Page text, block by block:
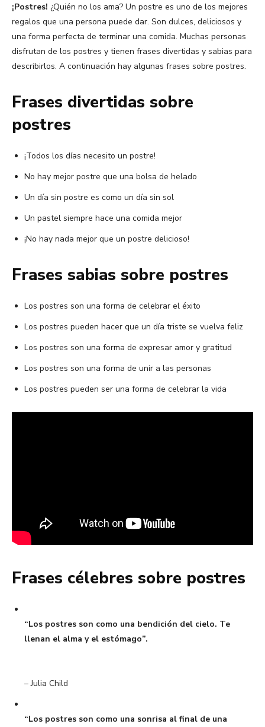
¡Postres! ¿Quién no los ama? Un postre es uno de los mejores
regalos que una persona puede dar. Son dulces, deliciosos y
una forma perfecta de terminar una comida. Muchas personas
disfrutan de los postres y tienen frases divertidas y sabias para
describirlos. A continuación hay algunas frases sobre postres.
Frases divertidas sobre
postres
¡Todos los días necesito un postre!
No hay mejor postre que una bolsa de helado
Un día sin postre es como un día sin sol
Un pastel siempre hace una comida mejor
¡No hay nada mejor que un postre delicioso!
Frases sabias sobre postres
Los postres son una forma de celebrar el éxito
Los postres pueden hacer que un día triste se vuelva feliz
Los postres son una forma de expresar amor y gratitud
Los postres son una forma de unir a las personas
Los postres pueden ser una forma de celebrar la vida
Frases célebres sobre postres
“Los postres son como una bendición del cielo. Te
llenan el alma y el estómago”.
– Julia Child
“Los postres son como una sonrisa al final de una